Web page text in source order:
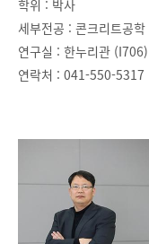
학위 : 박사
세부전공 : 콘크리트공학
연구실 : 한누리관 (I706)
연락처 : 041-550-5317